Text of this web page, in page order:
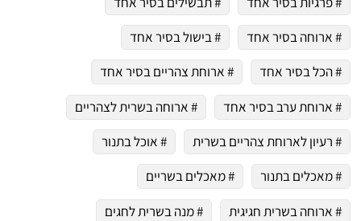
# ארוחה בסיר אחד
# בישול בסיר אחד
# הכל בסיר אחד
# ארוחת צהריים בסיר אחד
# ארוחת ערב בסיר אחד
# ארוחה בשרית לצהריים
# רעיון לארוחת צהריים בשרית
# אוכל בתנור
# מאכלים בתנור
# מאכלים בשריים
# ארוחה בשרית חגיגית
# מנה בשרית לחגים